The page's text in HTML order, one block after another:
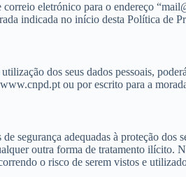
eletrónico para o endereço
indicada no início desta Política de
dos seus dados pessoais,
ou por escrito para a
segurança adequadas à proteção dos
outra forma de tratamento ilícito.
o risco de serem vistos e